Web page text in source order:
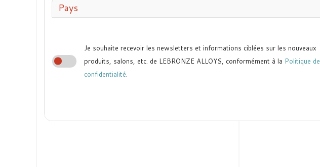
Pays
Je souhaite recevoir les newsletters et informations ciblées sur les nouveaux
produits, salons, etc. de LEBRONZE ALLOYS, conformément à la Politique de
confidentialité.